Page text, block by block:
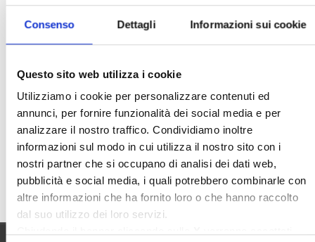
Consenso Dettagli Informazioni sui cookie
Questo sito web utilizza i cookie
Utilizziamo i cookie per personalizzare contenuti ed
annunci, per fornire funzionalità dei social media e per
analizzare il nostro traffico. Condividiamo inoltre
informazioni sul modo in cui utilizza il nostro sito con i
nostri partner che si occupano di analisi dei dati web,
pubblicità e social media, i quali potrebbero combinarle con
altre informazioni che ha fornito loro o che hanno raccolto
dal suo utilizzo dei loro servizi.
Nudaproprietà
Prezzi Case
Prima Casa
Proprietari Casa
Ruderi
Sicurezza
Sommerso
Sunia
Trasferimenti
Treviso
Valore Case
Cerca